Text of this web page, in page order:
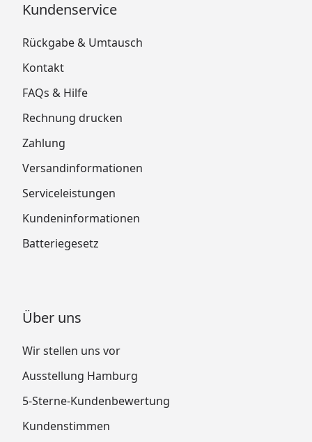
Kundenservice
Rückgabe & Umtausch
Kontakt
FAQs & Hilfe
Rechnung drucken
Zahlung
Versandinformationen
Serviceleistungen
Kundeninformationen
Batteriegesetz
Über uns
Wir stellen uns vor
Ausstellung Hamburg
5-Sterne-Kundenbewertung
Kundenstimmen